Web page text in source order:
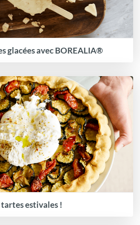
glacées avec BOREALIA®
tartes estivales !